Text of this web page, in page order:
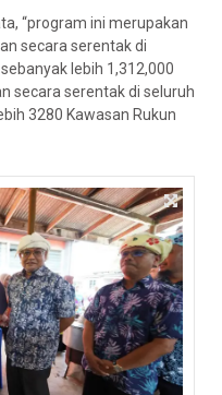
“program ini merupakan
secara serentak di
lebih 1,312,000
secara serentak di seluruh
3280 Kawasan Rukun